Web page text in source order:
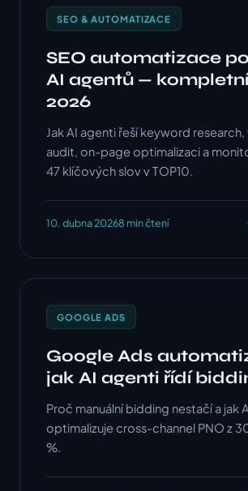
SEO & AUTOMATIZACE
SEO automatizace
AI agentů —
2026
Jak AI agenti řeší keyword
audit, on-page optimalizaci a
47 klíčových slov v TOP10.
10. dubna 20268 min čtení
GOOGLE ADS
Google Ads
jak AI agenti řídí
Proč manuální bidding nestačí a jak
optimalizuje cross-channel PNO z
%.